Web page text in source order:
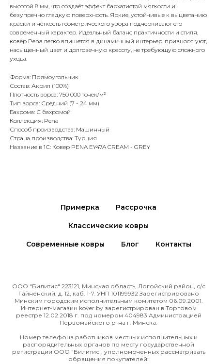
высотой 8 мм, что создаёт эффект бархатистой мягкости и
безупречно гладкую поверхность. Яркие, устойчивые к выцветанию
краски и чёткость геометрического узора подчеркивают его
современный характер. Идеальный баланс практичности и стиля,
ковёр Pena легко впишется в динамичный интерьер, привнося уют,
насыщенный цвет и долговечную красоту, не требующую сложного
ухода.
Форма: Прямоугольник
Состав: Акрил (100%)
Плотность ворса: 750 000 точек/м²
Тип ворса: Средний (7 - 24 мм)
Бахрома: С бахромой
Коллекция: Pena
Способ производства: Машинный
Страна производства: Турция
Название в 1С: Ковер PENA EY47A CREAM - GREY
Примерка Рассрочка
Классические ковры
Современные ковры Блог Контакты
ООО "Билитис" 223121, Минская область, Логойский район, с/с
Гайненский, д. 12, каб. 1-7. УНП 101199932 Зарегистрировано
Минским городским исполнительным комитетом 06.09.2001.
Интернет-магазин kover.by зарегиcтрирован в Торговом
реестре 12.02.2018 г. под номером 404983 Администрацией
Первомайского р-на г. Минска.
Номер телефона работников местных исполнительных и
распорядительных органов по месту государственной
регистрации ООО "Билитис", уполномоченных рассматривать
обращения покупателей: